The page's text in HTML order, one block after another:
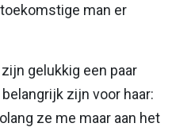
man er
gelukkig een paar
zijn voor haar:
ze me maar aan het